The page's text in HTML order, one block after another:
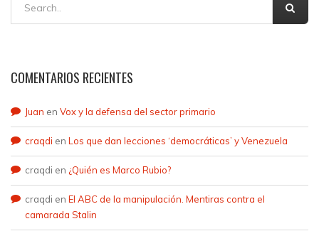
COMENTARIOS RECIENTES
Juan en Vox y la defensa del sector primario
craqdi en Los que dan lecciones ‘democráticas’ y Venezuela
craqdi en ¿Quién es Marco Rubio?
craqdi en El ABC de la manipulación. Mentiras contra el
camarada Stalin